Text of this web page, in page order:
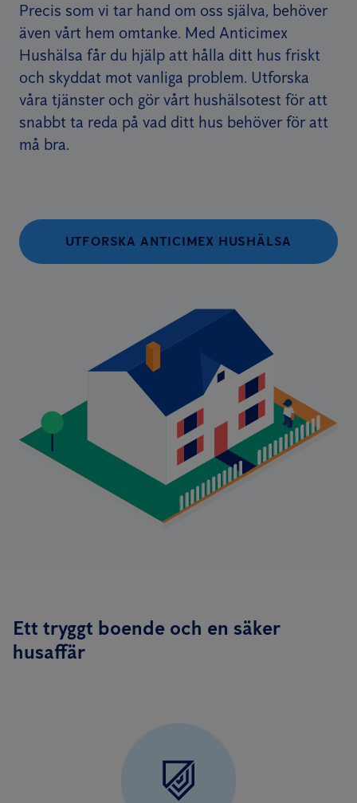
Precis som vi tar hand om oss själva, behöver
även vårt hem omtanke. Med Anticimex
Hushälsa får du hjälp att hålla ditt hus friskt
och skyddat mot vanliga problem. Utforska
våra tjänster och gör vårt hushälsotest för att
snabbt ta reda på vad ditt hus behöver för att
må bra.
UTFORSKA ANTICIMEX HUSHÄLSA
Ett tryggt boende och en säker
husaffär